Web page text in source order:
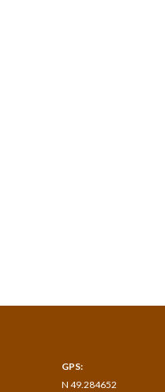
GPS:
N 49.284652